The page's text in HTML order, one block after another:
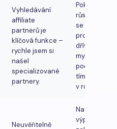
Vyhledávání
affiliate
partnerů je
klíčová funkce –
rychle jsem si
našel
specializované
partnery.
Pokud dojde k
růstu, příjmy
se začnou
projevovat
dříve, než si
myslíte –
počítejte s
tímto skokem
v rozpočtu
Neuvěřitelně
Nativní
výplaty jsou